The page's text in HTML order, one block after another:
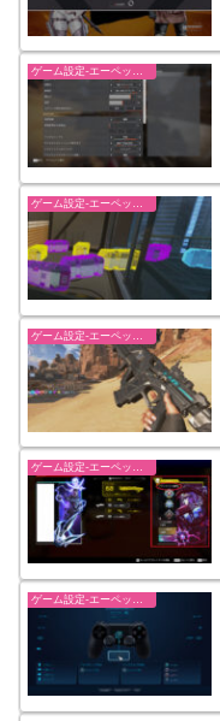
ゲーム設定-エーペックスレジェンズ【apex-legends】
ゲーム設定-エーペックスレジェンズ【apex-legends】
ゲーム設定-エーペックスレジェンズ【apex-legends】
ゲーム設定-エーペックスレジェンズ【apex-legends】